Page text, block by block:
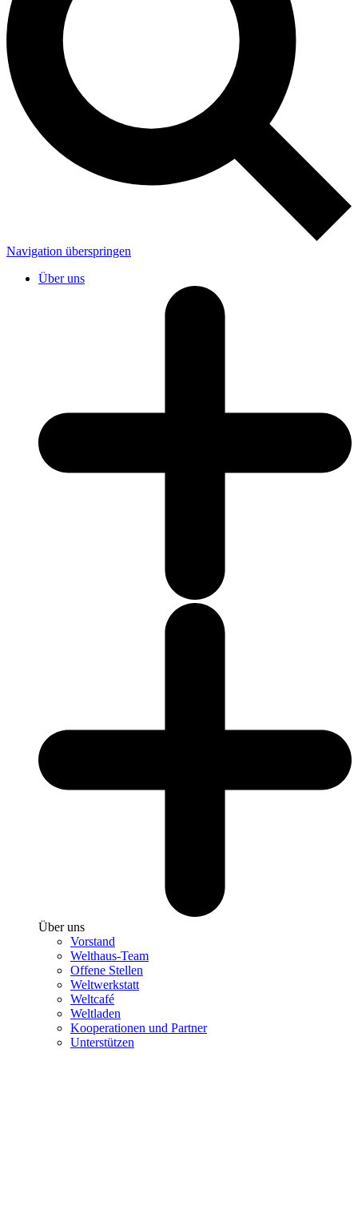
Navigation überspringen
Über uns
Über uns
Vorstand
Welthaus-Team
Offene Stellen
Weltwerkstatt
Weltcafé
Weltladen
Kooperationen und Partner
Unterstützen